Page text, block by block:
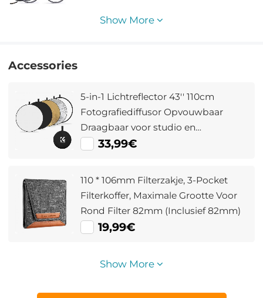
Show More
Accessories
5-in-1 Lichtreflector 43'' 110cm
Fotografiediffusor Opvouwbaar
Draagbaar voor studio en
Buitenverlichting Goud Zilver Wit
33,99€
110 * 106mm Filterzakje, 3-Pocket
Filterkoffer, Maximale Grootte Voor
Rond Filter 82mm (Inclusief 82mm)
19,99€
Show More